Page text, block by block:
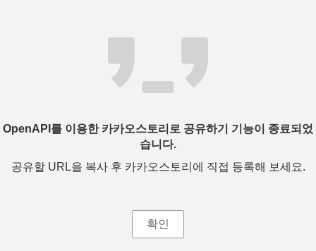
OpenAPI를 이용한 카카오스토리로 공유하기 기능이 종료되었
습니다.
공유할 URL을 복사 후 카카오스토리에 직접 등록해 보세요.
확인